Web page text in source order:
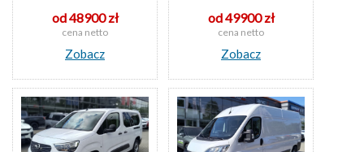
od 48900 zł
cena netto
Zobacz
od 49900 zł
cena netto
Zobacz